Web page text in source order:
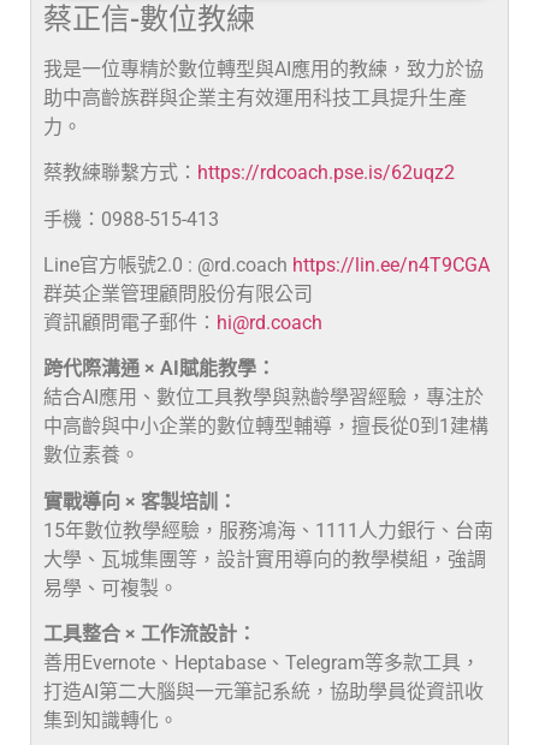
蔡正信-數位教練
我是一位專精於數位轉型與AI應用的教練，致力於協
助中高齡族群與企業主有效運用科技工具提升生產
力。
蔡教練聯繫方式： https://rdcoach.pse.is/62uqz2
手機：0988-515-413
Line官方帳號2.0 : @rd.coach https://lin.ee/n4T9CGA
群英企業管理顧問股份有限公司
資訊顧問電子郵件： hi@rd.coach
跨代際溝通 × AI賦能教學：
結合AI應用、數位工具教學與熟齡學習經驗，專注於
中高齡與中小企業的數位轉型輔導，擅長從0到1建構
數位素養。
實戰導向 × 客製培訓：
15年數位教學經驗，服務鴻海、1111人力銀行、台南
大學、瓦城集團等，設計實用導向的教學模組，強調
易學、可複製。
工具整合 × 工作流設計：
善用Evernote、Heptabase、Telegram等多款工具，
打造AI第二大腦與一元筆記系統，協助學員從資訊收
集到知識轉化。